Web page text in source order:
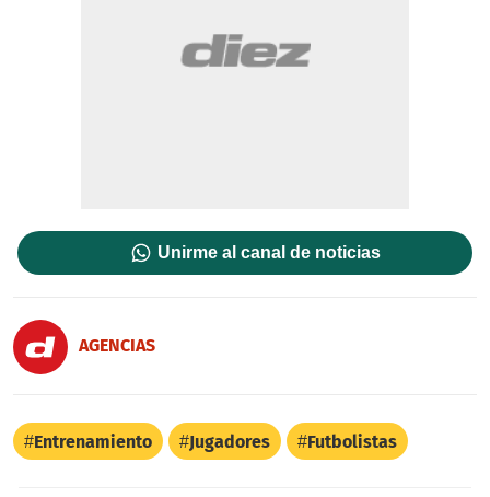
Unirme al canal de noticias
AGENCIAS
Entrenamiento Jugadores Futbolistas